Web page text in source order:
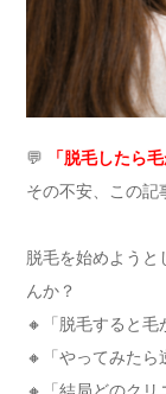
💬
「脱毛したら
その不安、この記
脱毛を始めよう
んか？
🔸「脱毛すると毛
🔸「やってみたら